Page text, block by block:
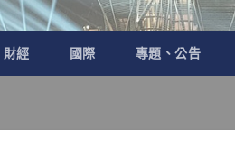
財經 國際 專題、公告